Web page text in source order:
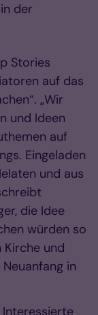
der
Stories
auf das
„Wir
und Ideen
auf
Eingeladen
und aus
die Idee
würden so
und
in
Interessierte